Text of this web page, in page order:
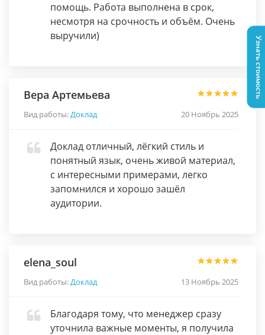
помощь. Работа выполнена в срок,
несмотря на срочность и объём. Очень
выручили)
Вера Артемьева
Вид работы:Доклад 20 Ноябрь 2025
Доклад отличный, лёгкий стиль и
понятный язык, очень живой материал,
с интересными примерами, легко
запомнился и хорошо зашёл
аудитории.
elena_soul
Вид работы:Доклад 13 Ноябрь 2025
Благодаря тому, что менеджер сразу
уточнила важные моменты, я получила
Узнать стоимость